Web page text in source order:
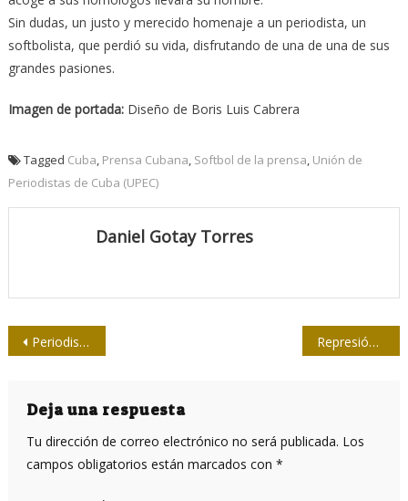
Sin dudas, un justo y merecido homenaje a un periodista, un
softbolista, que perdió su vida, disfrutando de una de una de sus
grandes pasiones.
Imagen de portada:Diseño de Boris Luis Cabrera
Tagged Cuba, Prensa Cubana, Softbol de la prensa, Unión de
Periodistas de Cuba (UPEC)
Daniel Gotay Torres
Navegación
entradas
Periodistas al terreno Represión en Argentina deja 60 heridos y arrestos
Deja una respuesta
Tu dirección de correo electrónico no será publicada. Los
campos obligatorios están marcados con *